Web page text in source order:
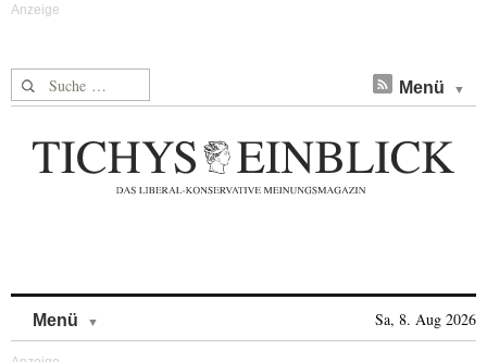
Suche nach: Menü
Menü Sa, 8. Aug 2026